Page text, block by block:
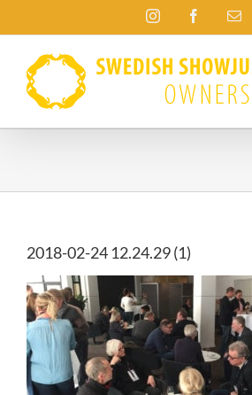
InstagramFacebook
E-
2018-02-24 12.24.29 (1)